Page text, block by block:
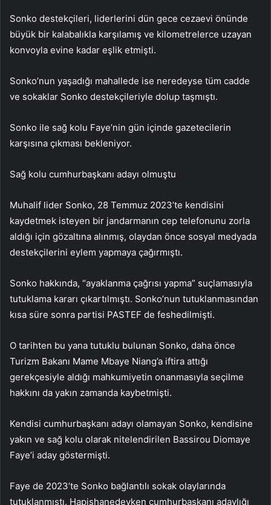
Sonko destekçileri, liderlerini dün gece cezaevi önünde
büyük bir kalabalıkla karşılamış ve kilometrelerce uzayan
konvoyla evine kadar eşlik etmişti.
Sonko’nun yaşadığı mahallede ise neredeyse tüm cadde
ve sokaklar Sonko destekçileriyle dolup taşmıştı.
Sonko ile sağ kolu Faye’nin gün içinde gazetecilerin
karşısına çıkması bekleniyor.
Sağ kolu cumhurbaşkanı adayı olmuştu
Muhalif lider Sonko, 28 Temmuz 2023’te kendisini
kaydetmek isteyen bir jandarmanın cep telefonunu zorla
aldığı için gözaltına alınmış, olaydan önce sosyal medyada
destekçilerini eylem yapmaya çağırmıştı.
Sonko hakkında, “ayaklanma çağrısı yapma” suçlamasıyla
tutuklama kararı çıkartılmıştı. Sonko’nun tutuklanmasından
kısa süre sonra partisi PASTEF de feshedilmişti.
O tarihten bu yana tutuklu bulunan Sonko, daha önce
Turizm Bakanı Mame Mbaye Niang’a iftira attığı
gerekçesiyle aldığı mahkumiyetin onanmasıyla seçilme
hakkını da yakın zamanda kaybetmişti.
Kendisi cumhurbaşkanı adayı olamayan Sonko, kendisine
yakın ve sağ kolu olarak nitelendirilen Bassirou Diomaye
Faye’i aday göstermişti.
Faye de 2023’te Sonko bağlantılı sokak olaylarında
tutuklanmıştı. Hapishanedeyken cumhurbaşkanı adaylığı